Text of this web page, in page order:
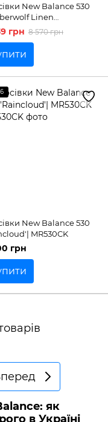
New Balance 530
Linen
U530SMA
грн 8 570 грн
6
New Balance 530
MR530CK
грн
як
в Україні